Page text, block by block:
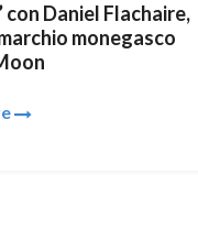
con Daniel Flachaire,
monegasco